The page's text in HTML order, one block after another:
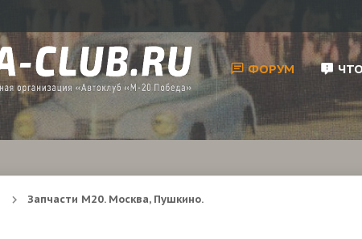
ФОРУМ
Запчасти М20. Москва, Пушкино.